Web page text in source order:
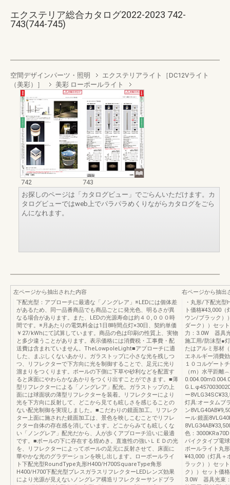
エクステリア総合カタログ2022-2023 742-
743(744-745)
空間デザインパーツ・照明
エクステリアライト［DC12Vライト
（美彩）］
美彩 ローポールライト
742
743
お探しのページは「カタログビュー」でごらんいただけます。カ
タログビューではweb上でパラパラめくりながらカタログをごら
んになれます。
左ページから抽出された内容
下配光型：アプローチに最適な「ノングレア」※LEDには個体差
があるため、同一品番商品でも商品ごとに発光色、明るさが異
なる場合があります。また、LEDの光源寿命は約４０,０００時
間です。※月あたりの電気料金は1日8時間点灯×30日、契約単価
￥27/kWhにて試算しています。商品の色は印刷の性質上、実物
と多少違うことがあります。表示価格には消費税・工事費・配
送費は含まれていません。TheLowpoleLight■アプローチに適
した、まぶしくないあかり。ガラストップに小さな光を残しつ
つ、リフレクターで下方向に光を制御することで、足元に光り
溜まりをつくります。ポールの下側に下草や砂利などを配置す
ると床面にやわらかなあかりをつくり出すことができます。■薄
型リフレクターによる「ノングレア」配光。ガラストップの上
面には球面状の薄型リフレクターを装着。リフレクターにより
光を下方向に反射して、どこから見ても眩しさを感じることの
ない配光制御を実現しました。■こだわりの鏡面加工。リフレク
ター上面に施された鏡面加工は、景色を映しこむことでリフレ
クター自体の存在感を消しています。どこからみても眩しくな
い「ノングレア」配光だから、人が歩くアプローチ沿いに最適
です。■ポールの下に存在する煌めき。直進性の強いＬＥＤの光
を、リフレクターによってポールの足元に反射させて、床面に
華やかな光のグラデーションを映し出します。ローポールライ
ト下配光型RoundType丸形H400/H700SquareType角形
H400/H700下配光型プレスガラスリフレクターLEDレンズ効果
により光源が見えないノングレア構造リフレクターサンドブラ
右ページから抽出
・丸形/下配光
ト価格¥43,000
ウン/ブラック）
ダーク））セッ
力：3.0W 器具
施工用/防沫型●
たはアルミ形材
エネルギー消費
１０コルゲート
（m）水平距離
ー
灯具:オータムブ
ン
ール:鏡面
色：
パイクタイプ電
ポールライト丸
¥43,000（灯具
ラック））セッ
ク））セット価
3.0W 器具光束